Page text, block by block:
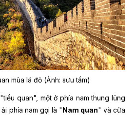
mùa lá đỏ (Ảnh: sưu tầm)
quan", một ở phía nam thung lũng
phía nam gọi là "Nam quan" và cửa